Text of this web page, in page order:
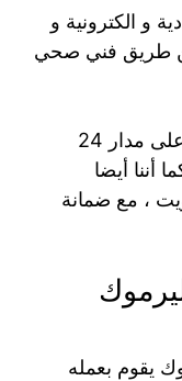
و الكترونية و
طريق فني صحي
و أيضا فني صحي اليرموك متواجد على مدار 24
أننا أيضا
، مع ضمانة
يقوم بعمله